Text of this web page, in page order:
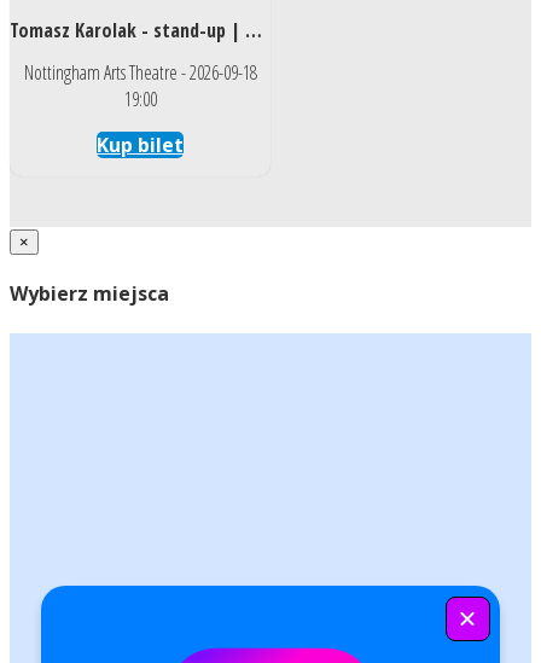
Tomasz Karolak - stand-up | Nottingham 2026
Nottingham Arts Theatre - 2026-09-18
19:00
Kup bilet
×
Wybierz miejsca